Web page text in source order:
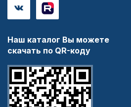
Наш каталог Вы можете
скачать по QR-коду